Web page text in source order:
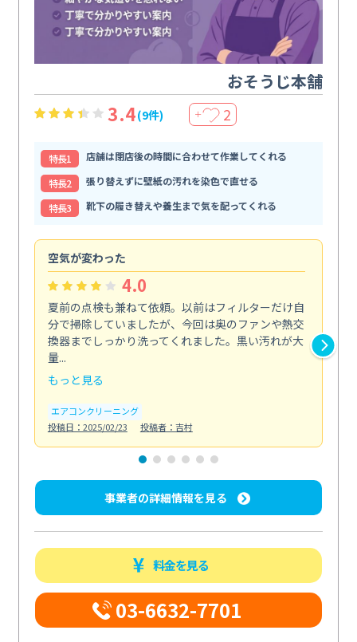
おそうじ本舗
3.4(9件) ＋ 2
特⻑1
店舗は閉店後の時間に合わせて作業してくれる
特⻑2
張り替えずに壁紙の汚れを染色で直せる
特⻑3
靴下の履き替えや養生まで気を配ってくれる
空気が変わった
4.0
夏前の点検も兼ねて依頼。以前はフィルターだけ自
分で掃除していましたが、今回は奥のファンや熱交
換器までしっかり洗ってくれました。黒い汚れが大
量...
もっと見る
エアコンクリーニング
投稿日：2025/02/23
投稿者：吉村
事業者の詳細情報を見る
料金を見る
03-6632-7701